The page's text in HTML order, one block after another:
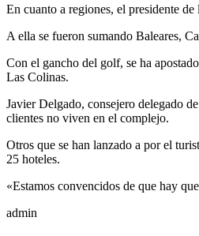
En cuanto a regiones, el presidente
A ella se fueron sumando Baleares,
Con el gancho del golf, se ha
Las Colinas.
Javier Delgado, consejero delegado
clientes no viven en el complejo.
Otros que se han lanzado a por el
25 hoteles.
«Estamos convencidos de que hay
admin